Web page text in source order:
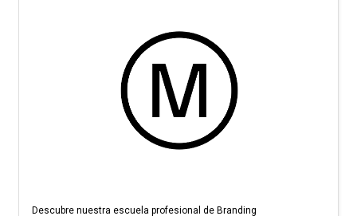
Descubre nuestra escuela profesional de Branding